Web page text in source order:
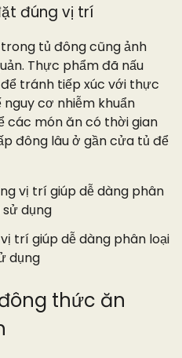
đúng vị trí
tủ đông cũng ảnh
Thực phẩm đã nấu
tránh tiếp xúc với thực
cơ nhiễm khuẩn
các món ăn có thời gian
đông lâu ở gần cửa tủ để
trí giúp dễ dàng phân loại
dụng
thức ăn